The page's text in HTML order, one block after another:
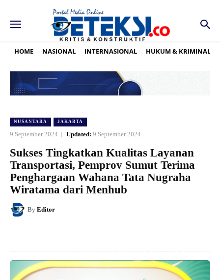
HOME NASIONAL INTERNASIONAL HUKUM & KRIMINAL
NUSANTARA JAKARTA
9 September 2024 Updated: 9 September 2024
Sukses Tingkatkan Kualitas Layanan
Transportasi, Pemprov Sumut Terima
Penghargaan Wahana Tata Nugraha
Wiratama dari Menhub
By Editor